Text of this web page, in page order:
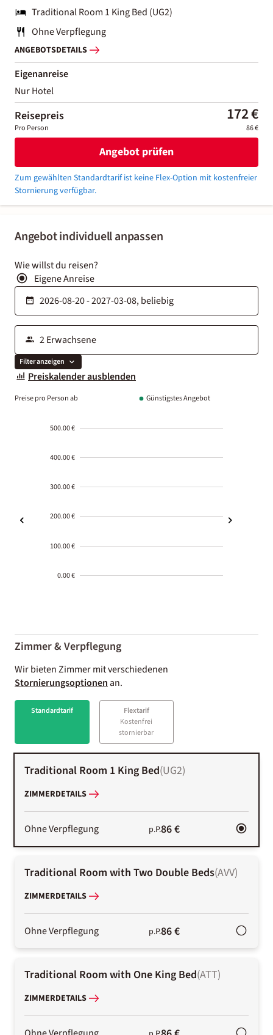
Angebot individuell anpassen
Wie willst du reisen?
Eigene Anreise
Filter anzeigen
Preiskalender ausblenden
Preise pro Person ab Günstigstes Angebot
500.00 €
400.00 €
300.00 €
200.00 €
100.00 €
0.00 €
01-02
Zimmer & Verpflegung
Wir bieten Zimmer mit verschiedenen
Stornierungsoptionenan.
Standardtarif
Flextarif
Kostenfrei
stornierbar
Traditional Room 1 King Bed(UG2)
ZIMMERDETAILS
Ohne Verpflegung p.P.86 €
Traditional Room with Two Double Beds(AVV)
ZIMMERDETAILS
Ohne Verpflegung p.P.86 €
Traditional Room with One King Bed(ATT)
ZIMMERDETAILS
Traditional Room 1 King Bed (UG2)
Ohne Verpflegung
ANGEBOTSDETAILS
Eigenanreise
Nur Hotel
Reisepreis 172 €
Pro Person 86 €
Angebot prüfen
Zum gewählten Standardtarif ist keine Flex-Option mit kostenfreier
Stornierung verfügbar.